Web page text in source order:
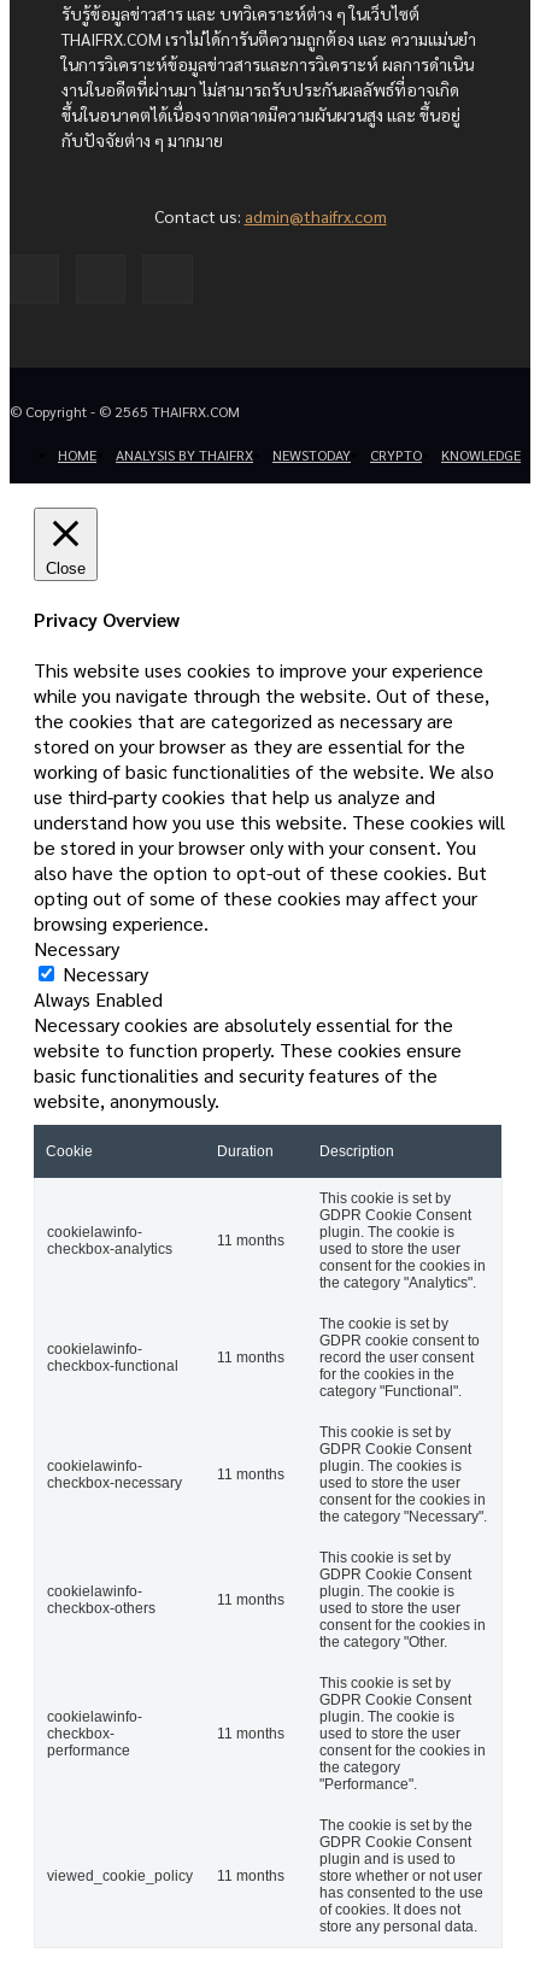
รับรู้ข้อมูลข่าวสาร และ บทวิเคราะห์ต่าง ๆ ในเว็บไซต์
THAIFRX.COM เราไม่ได้การันตีความถูกต้อง และ ความแม่นยำ
ในการวิเคราะห์ข้อมูลข่าวสารและการวิเคราะห์ ผลการดำเนิน
งานในอดีตที่ผ่านมา ไม่สามารถรับประกันผลลัพธ์ที่อาจเกิด
ขึ้นในอนาคตได้เนื่องจากตลาดมีความผันผวนสูง และ ขึ้นอยู่
กับปัจจัยต่าง ๆ มากมาย
Contact us: admin@thaifrx.com
© Copyright - © 2565 THAIFRX.COM
HOME ANALYSIS BY THAIFRX NEWSTODAY CRYPTO KNOWLEDGE
Close
Privacy Overview
This website uses cookies to improve your experience
while you navigate through the website. Out of these,
the cookies that are categorized as necessary are
stored on your browser as they are essential for the
working of basic functionalities of the website. We also
use third-party cookies that help us analyze and
understand how you use this website. These cookies will
be stored in your browser only with your consent. You
also have the option to opt-out of these cookies. But
opting out of some of these cookies may affect your
browsing experience.
Necessary
Necessary
Always Enabled
Necessary cookies are absolutely essential for the
website to function properly. These cookies ensure
basic functionalities and security features of the
website, anonymously.
Cookie Duration Description
cookielawinfo-
checkbox-analytics
11 months
This cookie is set by
GDPR Cookie Consent
plugin. The cookie is
used to store the user
consent for the cookies in
the category "Analytics".
cookielawinfo-
checkbox-functional
11 months
The cookie is set by
GDPR cookie consent to
record the user consent
for the cookies in the
category "Functional".
cookielawinfo-
checkbox-necessary
11 months
This cookie is set by
GDPR Cookie Consent
plugin. The cookies is
used to store the user
consent for the cookies in
the category "Necessary".
cookielawinfo-
checkbox-others
11 months
This cookie is set by
GDPR Cookie Consent
plugin. The cookie is
used to store the user
consent for the cookies in
the category "Other.
cookielawinfo-
checkbox-
performance
11 months
This cookie is set by
GDPR Cookie Consent
plugin. The cookie is
used to store the user
consent for the cookies in
the category
"Performance".
viewed_cookie_policy 11 months
The cookie is set by the
GDPR Cookie Consent
plugin and is used to
store whether or not user
has consented to the use
of cookies. It does not
store any personal data.